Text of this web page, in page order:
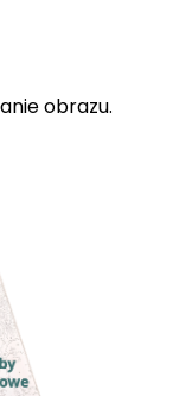
obrazu.